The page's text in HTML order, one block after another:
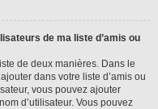
de ma liste d’amis ou
de deux manières. Dans le
dans votre liste d’amis ou
vous pouvez ajouter
d’utilisateur. Vous pouvez